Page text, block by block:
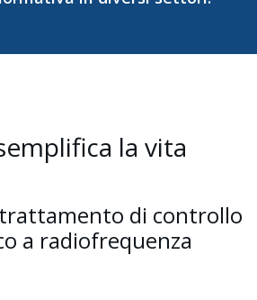
la vita
di controllo
a radiofrequenza